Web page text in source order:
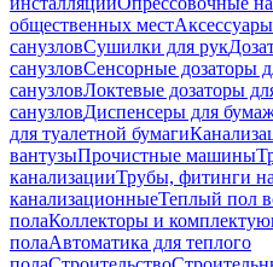
общественных мест
санузловСушилки для рук
санузловСенсорные дозаторы
санузловЛоктевые дозаторы
санузловДиспенсеры для
для туалетной бумаги
вантузыПрочистные машины
канализацииТрубы, фитинги
канализационныеТеплый пол
полаКоллекторы и
полаАвтоматика для теплого